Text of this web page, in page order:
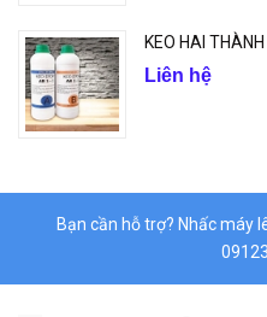
KEO HAI
Liên hệ
Bạn cần hỗ trợ? Nhấc máy